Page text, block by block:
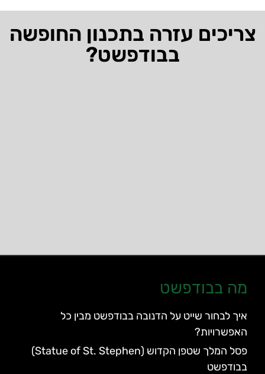
צריכים עזרה בתכנון החופשה
בבודפשט?
מה בבודפשט
איך לבחור שייט על הדנובה בבודפשט מבין כל
האפשרויות?
פסל המלך שטפן הקדוש (Statue of St. Stephen)
בבודפשט